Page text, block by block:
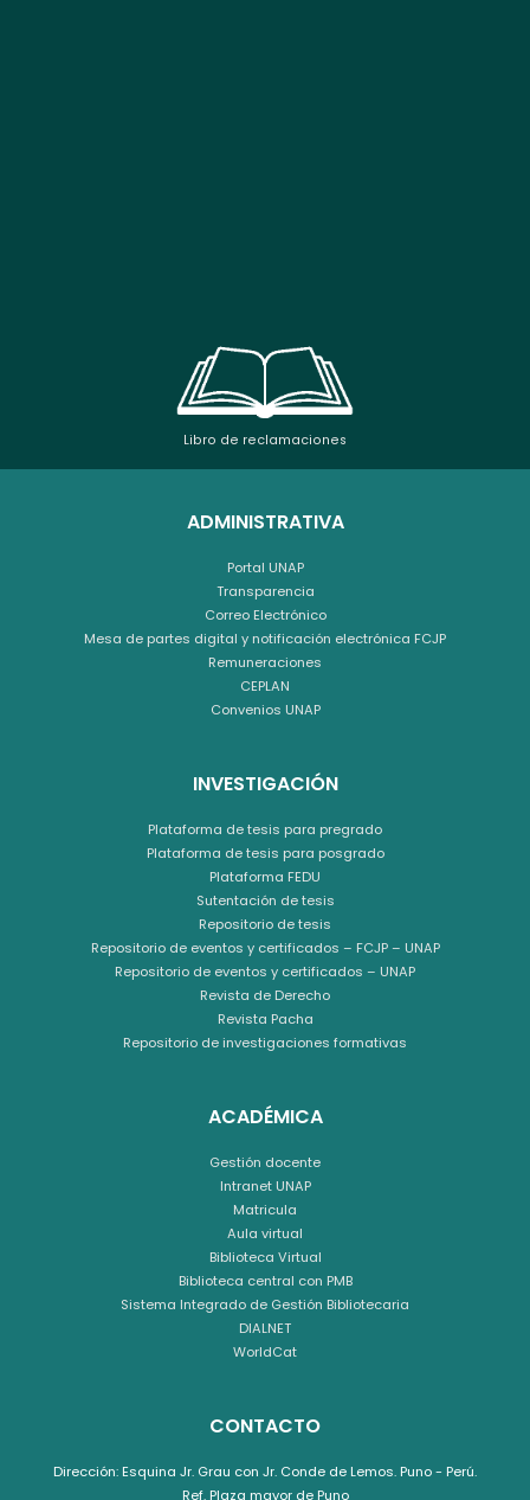
Libro de reclamaciones
ADMINISTRATIVA
Portal UNAP
Transparencia
Correo Electrónico
Mesa de partes digital y notificación electrónica FCJP
Remuneraciones
CEPLAN
Convenios UNAP
INVESTIGACIÓN
Plataforma de tesis para pregrado
Plataforma de tesis para posgrado
Plataforma FEDU
Sutentación de tesis
Repositorio de tesis
Repositorio de eventos y certificados – FCJP – UNAP
Repositorio de eventos y certificados – UNAP
Revista de Derecho
Revista Pacha
Repositorio de investigaciones formativas
ACADÉMICA
Gestión docente
Intranet UNAP
Matricula
Aula virtual
Biblioteca Virtual
Biblioteca central con PMB
Sistema Integrado de Gestión Bibliotecaria
DIALNET
WorldCat
CONTACTO
Dirección: Esquina Jr. Grau con Jr. Conde de Lemos. Puno - Perú.
Ref. Plaza mayor de Puno